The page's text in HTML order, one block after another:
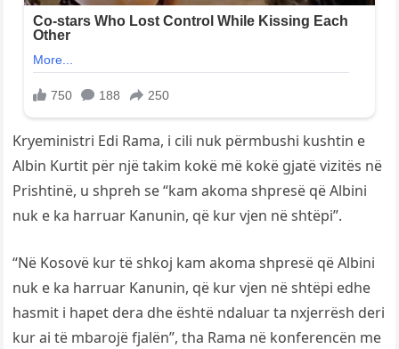
Kryeministri Edi Rama, i cili nuk përmbushi kushtin e
Albin Kurtit për një takim kokë më kokë gjatë vizitës në
Prishtinë, u shpreh se “kam akoma shpresë që Albini
nuk e ka harruar Kanunin, që kur vjen në shtëpi”.
“Në Kosovë kur të shkoj kam akoma shpresë që Albini
nuk e ka harruar Kanunin, që kur vjen në shtëpi edhe
hasmit i hapet dera dhe është ndaluar ta nxjerrësh deri
kur ai të mbarojë fjalën”, tha Rama në konferencën me